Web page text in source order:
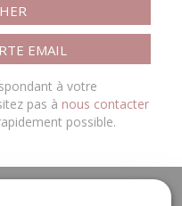
EMAIL
à votre
pas à nous contacter
possible.